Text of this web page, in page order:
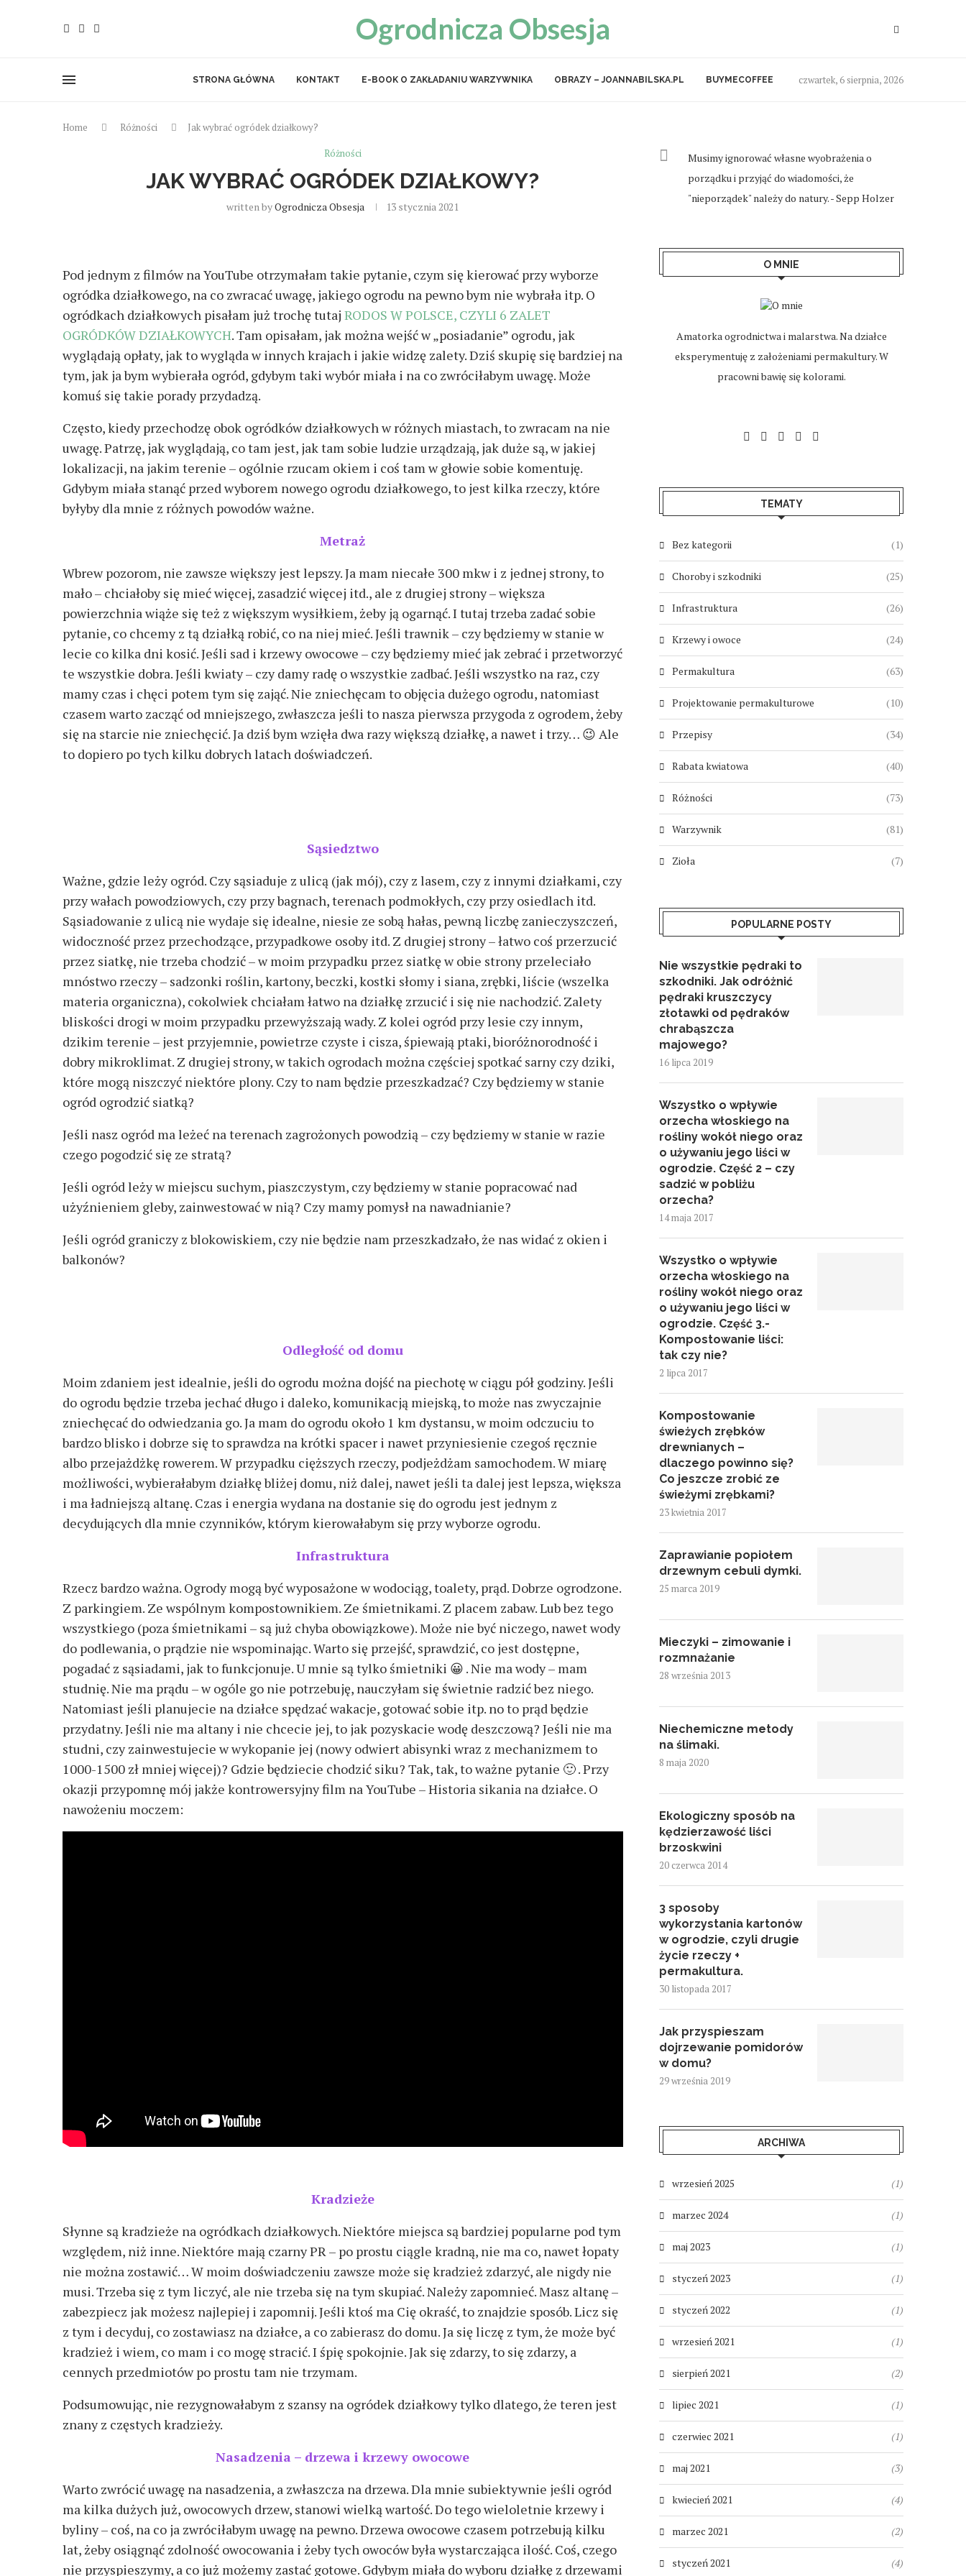
Ogrodnicza Obsesja
STRONA GŁÓWNA KONTAKT E-BOOK O ZAKŁADANIU WARZYWNIKA OBRAZY – JOANNABILSKA.PL BUYMECOFFEE czwartek, 6 sierpnia, 2026
Home Różności
Jak wybrać ogródek działkowy?
Różności
JAK WYBRAĆ OGRÓDEK DZIAŁKOWY?
written byOgrodnicza Obsesja 13 stycznia 2021
Pod jednym z filmów na YouTube otrzymałam takie pytanie, czym się kierować przy wyborze
ogródka działkowego, na co zwracać uwagę, jakiego ogrodu na pewno bym nie wybrała itp. O
ogródkach działkowych pisałam już trochę tutaj RODOS W POLSCE, CZYLI 6 ZALET
OGRÓDKÓW DZIAŁKOWYCH. Tam opisałam, jak można wejść w „posiadanie” ogrodu, jak
wyglądają opłaty, jak to wygląda w innych krajach i jakie widzę zalety. Dziś skupię się bardziej na
tym, jak ja bym wybierała ogród, gdybym taki wybór miała i na co zwróciłabym uwagę. Może
komuś się takie porady przydadzą.
Często, kiedy przechodzę obok ogródków działkowych w różnych miastach, to zwracam na nie
uwagę. Patrzę, jak wyglądają, co tam jest, jak tam sobie ludzie urządzają, jak duże są, w jakiej
lokalizacji, na jakim terenie – ogólnie rzucam okiem i coś tam w głowie sobie komentuję.
Gdybym miała stanąć przed wyborem nowego ogrodu działkowego, to jest kilka rzeczy, które
byłyby dla mnie z różnych powodów ważne.
Metraż
Wbrew pozorom, nie zawsze większy jest lepszy. Ja mam niecałe 300 mkw i z jednej strony, to
mało – chciałoby się mieć więcej, zasadzić więcej itd., ale z drugiej strony – większa
powierzchnia wiąże się też z większym wysiłkiem, żeby ją ogarnąć. I tutaj trzeba zadać sobie
pytanie, co chcemy z tą działką robić, co na niej mieć. Jeśli trawnik – czy będziemy w stanie w
lecie co kilka dni kosić. Jeśli sad i krzewy owocowe – czy będziemy mieć jak zebrać i przetworzyć
te wszystkie dobra. Jeśli kwiaty – czy damy radę o wszystkie zadbać. Jeśli wszystko na raz, czy
mamy czas i chęci potem tym się zająć. Nie zniechęcam to objęcia dużego ogrodu, natomiast
czasem warto zacząć od mniejszego, zwłaszcza jeśli to nasza pierwsza przygoda z ogrodem, żeby
się na starcie nie zniechęcić. Ja dziś bym wzięła dwa razy większą działkę, a nawet i trzy… 😉 Ale
to dopiero po tych kilku dobrych latach doświadczeń.
Sąsiedztwo
Ważne, gdzie leży ogród. Czy sąsiaduje z ulicą (jak mój), czy z lasem, czy z innymi działkami, czy
przy wałach powodziowych, czy przy bagnach, terenach podmokłych, czy przy osiedlach itd.
Sąsiadowanie z ulicą nie wydaje się idealne, niesie ze sobą hałas, pewną liczbę zanieczyszczeń,
widoczność przez przechodzące, przypadkowe osoby itd. Z drugiej strony – łatwo coś przerzucić
przez siatkę, nie trzeba chodzić – w moim przypadku przez siatkę w obie strony przeleciało
mnóstwo rzeczy – sadzonki roślin, kartony, beczki, kostki słomy i siana, zrębki, liście (wszelka
materia organiczna), cokolwiek chciałam łatwo na działkę zrzucić i się nie nachodzić. Zalety
bliskości drogi w moim przypadku przewyższają wady. Z kolei ogród przy lesie czy innym,
dzikim terenie – jest przyjemnie, powietrze czyste i cisza, śpiewają ptaki, bioróżnorodność i
dobry mikroklimat. Z drugiej strony, w takich ogrodach można częściej spotkać sarny czy dziki,
które mogą niszczyć niektóre plony. Czy to nam będzie przeszkadzać? Czy będziemy w stanie
ogród ogrodzić siatką?
Jeśli nasz ogród ma leżeć na terenach zagrożonych powodzią – czy będziemy w stanie w razie
czego pogodzić się ze stratą?
Jeśli ogród leży w miejscu suchym, piaszczystym, czy będziemy w stanie popracować nad
użyźnieniem gleby, zainwestować w nią? Czy mamy pomysł na nawadnianie?
Jeśli ogród graniczy z blokowiskiem, czy nie będzie nam przeszkadzało, że nas widać z okien i
balkonów?
Odległość od domu
Moim zdaniem jest idealnie, jeśli do ogrodu można dojść na piechotę w ciągu pół godziny. Jeśli
do ogrodu będzie trzeba jechać długo i daleko, komunikacją miejską, to może nas zwyczajnie
zniechęcać do odwiedzania go. Ja mam do ogrodu około 1 km dystansu, w moim odczuciu to
bardzo blisko i dobrze się to sprawdza na krótki spacer i nawet przyniesienie czegoś ręcznie
albo przejażdżkę rowerem. W przypadku cięższych rzeczy, podjeżdżam samochodem. W miarę
możliwości, wybierałabym działkę bliżej domu, niż dalej, nawet jeśli ta dalej jest lepsza, większa
i ma ładniejszą altanę. Czas i energia wydana na dostanie się do ogrodu jest jednym z
decydujących dla mnie czynników, którym kierowałabym się przy wyborze ogrodu.
Infrastruktura
Rzecz bardzo ważna. Ogrody mogą być wyposażone w wodociąg, toalety, prąd. Dobrze ogrodzone.
Z parkingiem. Ze wspólnym kompostownikiem. Ze śmietnikami. Z placem zabaw. Lub bez tego
wszystkiego (poza śmietnikami – są już chyba obowiązkowe). Może nie być niczego, nawet wody
do podlewania, o prądzie nie wspominając. Warto się przejść, sprawdzić, co jest dostępne,
pogadać z sąsiadami, jak to funkcjonuje. U mnie są tylko śmietniki 😀 . Nie ma wody – mam
studnię. Nie ma prądu – w ogóle go nie potrzebuję, nauczyłam się świetnie radzić bez niego.
Natomiast jeśli planujecie na działce spędzać wakacje, gotować sobie itp. no to prąd będzie
przydatny. Jeśli nie ma altany i nie chcecie jej, to jak pozyskacie wodę deszczową? Jeśli nie ma
studni, czy zainwestujecie w wykopanie jej (nowy odwiert abisynki wraz z mechanizmem to
1000-1500 zł mniej więcej)? Gdzie będziecie chodzić siku? Tak, tak, to ważne pytanie 🙂 . Przy
okazji przypomnę mój jakże kontrowersyjny film na YouTube – Historia sikania na działce. O
nawożeniu moczem:
Kradzieże
Słynne są kradzieże na ogródkach działkowych. Niektóre miejsca są bardziej popularne pod tym
względem, niż inne. Niektóre mają czarny PR – po prostu ciągle kradną, nie ma co, nawet łopaty
nie można zostawić… W moim doświadczeniu zawsze może się kradzież zdarzyć, ale nigdy nie
musi. Trzeba się z tym liczyć, ale nie trzeba się na tym skupiać. Należy zapomnieć. Masz altanę –
zabezpiecz jak możesz najlepiej i zapomnij. Jeśli ktoś ma Cię okraść, to znajdzie sposób. Licz się
z tym i decyduj, co zostawiasz na działce, a co zabierasz do domu. Ja się liczę z tym, że może być
kradzież i wiem, co mam i co mogę stracić. I śpię spokojnie. Jak się zdarzy, to się zdarzy, a
cennych przedmiotów po prostu tam nie trzymam.
Podsumowując, nie rezygnowałabym z szansy na ogródek działkowy tylko dlatego, że teren jest
znany z częstych kradzieży.
Nasadzenia – drzewa i krzewy owocowe
Warto zwrócić uwagę na nasadzenia, a zwłaszcza na drzewa. Dla mnie subiektywnie jeśli ogród
ma kilka dużych już, owocowych drzew, stanowi wielką wartość. Do tego wieloletnie krzewy i
byliny – coś, na co ja zwróciłabym uwagę na pewno. Drzewa owocowe czasem potrzebują kilku
lat, żeby osiągnąć zdolność owocowania i żeby tych owoców była wystarczająca ilość. Coś, czego
nie przyspieszymy, a co już możemy zastać gotowe. Gdybym miała do wyboru działkę z drzewami
Musimy ignorować własne wyobrażenia o
porządku i przyjąć do wiadomości, że
"nieporządek" należy do natury. - Sepp Holzer
O MNIE
Amatorka ogrodnictwa i malarstwa. Na działce
eksperymentuję z założeniami permakultury. W
pracowni bawię się kolorami.
TEMATY
Bez kategorii (1)
Choroby i szkodniki (25)
Infrastruktura (26)
Krzewy i owoce (24)
Permakultura (63)
Projektowanie permakulturowe (10)
Przepisy (34)
Rabata kwiatowa (40)
Różności (73)
Warzywnik (81)
Zioła (7)
POPULARNE POSTY
Nie wszystkie pędraki to
szkodniki. Jak odróżnić
pędraki kruszczycy
złotawki od pędraków
chrabąszcza
majowego?
16 lipca 2019
Wszystko o wpływie
orzecha włoskiego na
rośliny wokół niego oraz
o używaniu jego liści w
ogrodzie. Część 2 – czy
sadzić w pobliżu
orzecha?
14 maja 2017
Wszystko o wpływie
orzecha włoskiego na
rośliny wokół niego oraz
o używaniu jego liści w
ogrodzie. Część 3.-
Kompostowanie liści:
tak czy nie?
2 lipca 2017
Kompostowanie
świeżych zrębków
drewnianych –
dlaczego powinno się?
Co jeszcze zrobić ze
świeżymi zrębkami?
23 kwietnia 2017
Zaprawianie popiołem
drzewnym cebuli dymki.
25 marca 2019
Mieczyki – zimowanie i
rozmnażanie
28 września 2013
Niechemiczne metody
na ślimaki.
8 maja 2020
Ekologiczny sposób na
kędzierzawość liści
brzoskwini
20 czerwca 2014
3 sposoby
wykorzystania kartonów
w ogrodzie, czyli drugie
życie rzeczy +
permakultura.
30 listopada 2017
Jak przyspieszam
dojrzewanie pomidorów
w domu?
29 września 2019
ARCHIWA
wrzesień 2025 (1)
marzec 2024 (1)
maj 2023 (1)
styczeń 2023 (1)
styczeń 2022 (1)
wrzesień 2021 (1)
sierpień 2021 (2)
lipiec 2021 (1)
czerwiec 2021 (1)
maj 2021 (3)
kwiecień 2021 (4)
marzec 2021 (2)
styczeń 2021 (4)